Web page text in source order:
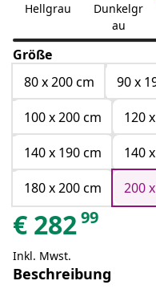
Hellgrau
Dunkelgr
au
Größe
80 x 200 cm
90 x
100 x 200 cm
120
140 x 190 cm
140
180 x 200 cm
200
€ 28299
Inkl. Mwst.
Beschreibung